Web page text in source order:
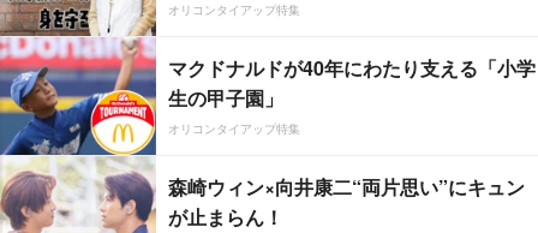
オリコンタイアップ特集
マクドナルドが40年にわたり支える「小学
生の甲子園」
オリコンタイアップ特集
森崎ウィン×向井康二“両片思い”にキュン
が止まらん！